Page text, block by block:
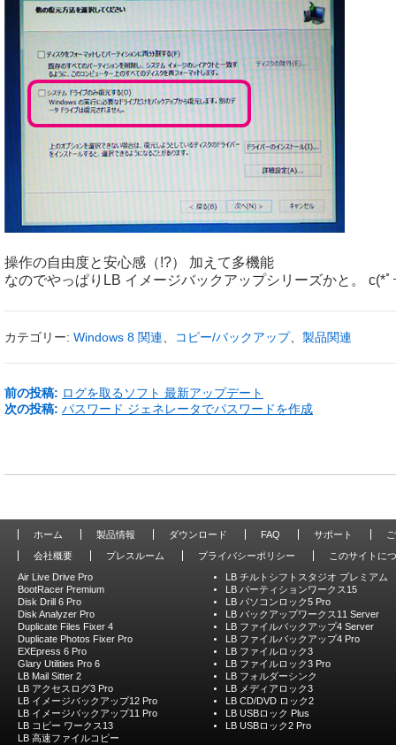
操作の自由度と安心感（!?） 加えて多機能
なのでやっぱりLB イメージバックアップシリーズかと。 c(*ﾟ
カテゴリー: Windows 8 関連 コピー/バックアップ、 製品関連
前の投稿: ログを取るソフト 最新アップデート
次の投稿: パスワード ジェネレータでパスワードを作成
ホーム 製品情報 ダウンロード FAQ サポート
会社概要
プレスルーム プライバシーポリシー
このサイトに
Air Live Drive Pro
BootRacer Premium
Disk Drill 6 Pro
Disk Analyzer Pro
Duplicate Files Fixer 4
Duplicate Photos Fixer Pro
EXEpress 6 Pro
Glary Utilities Pro 6
LB Mail Sitter 2
LB アクセスログ3 Pro
LB イメージバックアップ12 Pro
LB イメージバックアップ11 Pro
LB コピー ワークス13
LB 高速ファイルコピー
LB チルトシフトスタジオ プレミアム
LB パーティションワークス15
LB パソコンロック5 Pro
LB バックアップワークス11 Server
LB ファイルバックアップ4 Server
LB ファイルバックアップ4 Pro
LB ファイルロック3
LB ファイルロック3 Pro
LB フォルダーシンク
LB メディアロック3
LB CD/DVD ロック2
LB USBロック Plus
LB USBロック2 Pro